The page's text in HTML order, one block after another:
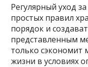
Регулярный уход
простых правил
порядок и
представленным
только сэкономит
жизни в условиях